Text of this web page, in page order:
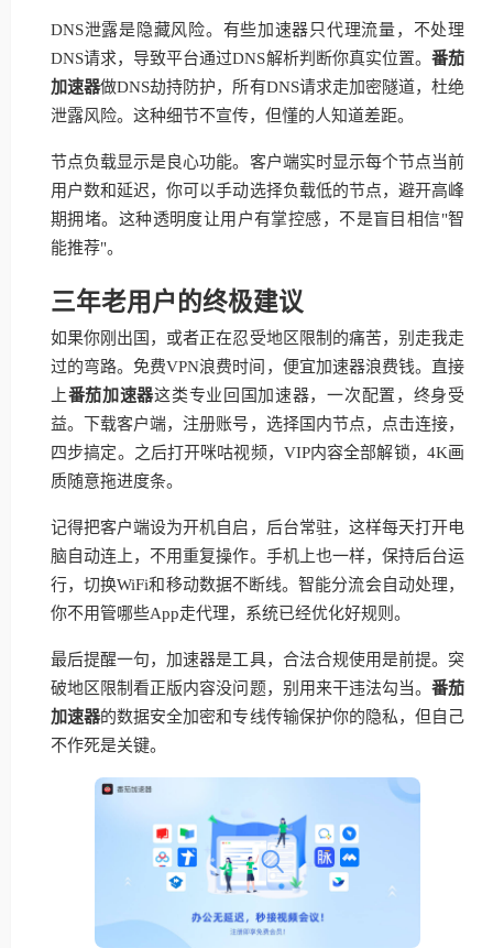
DNS泄露是隐藏风险。有些加速器只代理流量，不处理
DNS请求，导致平台通过DNS解析判断你真实位置。 番茄
加速器做DNS劫持防护，所有DNS请求走加密隧道，杜绝
泄露风险。这种细节不宣传，但懂的人知道差距。
节点负载显示是良心功能。客户端实时显示每个节点当前
用户数和延迟，你可以手动选择负载低的节点，避开高峰
期拥堵。这种透明度让用户有掌控感，不是盲目相信"智
能推荐"。
三年老用户的终极建议
如果你刚出国，或者正在忍受地区限制的痛苦，别走我走
过的弯路。免费VPN浪费时间，便宜加速器浪费钱。直接
上番茄加速器这类专业回国加速器，一次配置，终身受
益。下载客户端，注册账号，选择国内节点，点击连接，
四步搞定。之后打开咪咕视频，VIP内容全部解锁，4K画
质随意拖进度条。
记得把客户端设为开机自启，后台常驻，这样每天打开电
脑自动连上，不用重复操作。手机上也一样，保持后台运
行，切换WiFi和移动数据不断线。智能分流会自动处理，
你不用管哪些App走代理，系统已经优化好规则。
最后提醒一句，加速器是工具，合法合规使用是前提。突
破地区限制看正版内容没问题，别用来干违法勾当。 番茄
加速器的数据安全加密和专线传输保护你的隐私，但自己
不作死是关键。